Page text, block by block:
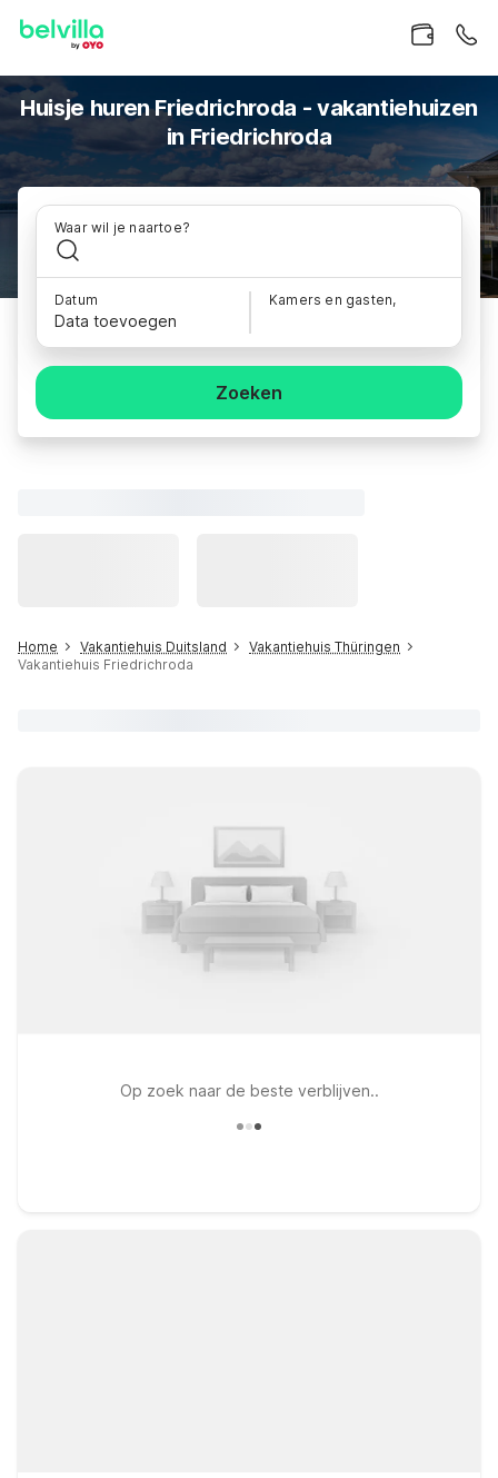
Huisje huren Friedrichroda - vakantiehuizen
in Friedrichroda
Waar wil je naartoe?
Datum
Data toevoegen
Kamers en gasten,
Zoeken
Home Vakantiehuis Duitsland
Vakantiehuis Thüringen
Vakantiehuis Friedrichroda
Op zoek naar de beste verblijven..